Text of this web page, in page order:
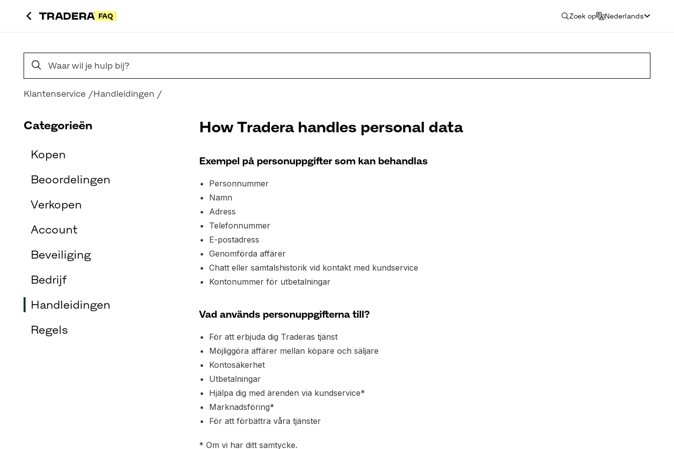
FAQ Zoek op Nederlands
Klantenservice Handleidingen
How Tradera handles personal data
Exempel på personuppgifter som kan behandlas
Personnummer
Namn
Adress
Telefonnummer
E-postadress
Genomförda affärer
Chatt eller samtalshistorik vid kontakt med kundservice
Kontonummer för utbetalningar
Vad används personuppgifterna till?
För att erbjuda dig Traderas tjänst
Möjliggöra affärer mellan köpare och säljare
Kontosäkerhet
Utbetalningar
Hjälpa dig med ärenden via kundservice*
Marknadsföring*
För att förbättra våra tjänster
* Om vi har ditt samtycke.
Categorieën
Kopen
Beoordelingen
Verkopen
Account
Beveiliging
Bedrijf
Handleidingen
Regels